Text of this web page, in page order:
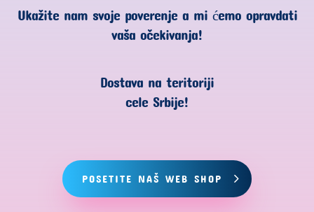
Ukažite nam svoje poverenje a mi ćemo opravdati
vaša očekivanja!
Dostava na teritoriji
cele Srbije!
POSETITE NAŠ WEB SHOP